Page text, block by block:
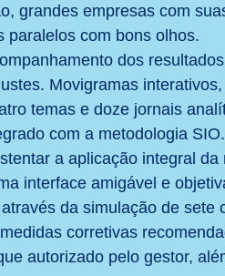
grandes empresas com
paralelos com bons olhos.
dos
Movigramas
temas e doze jornais
com a metodologia SIO.
a aplicação integral
interface amigável e
da simulação de sete
corretivas
autorizado pelo gestor,